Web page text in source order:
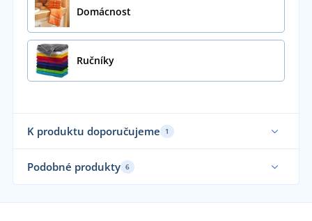
Domácnost
Ručníky
K produktu doporučujeme 1
Podobné produkty 6